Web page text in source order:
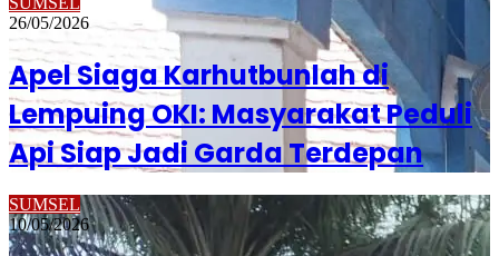
26/05/2026
Apel Siaga Karhutbunlah di
Lempuing OKI: Masyarakat Peduli
Api Siap Jadi Garda Terdepan
SUMSEL
10/05/2026